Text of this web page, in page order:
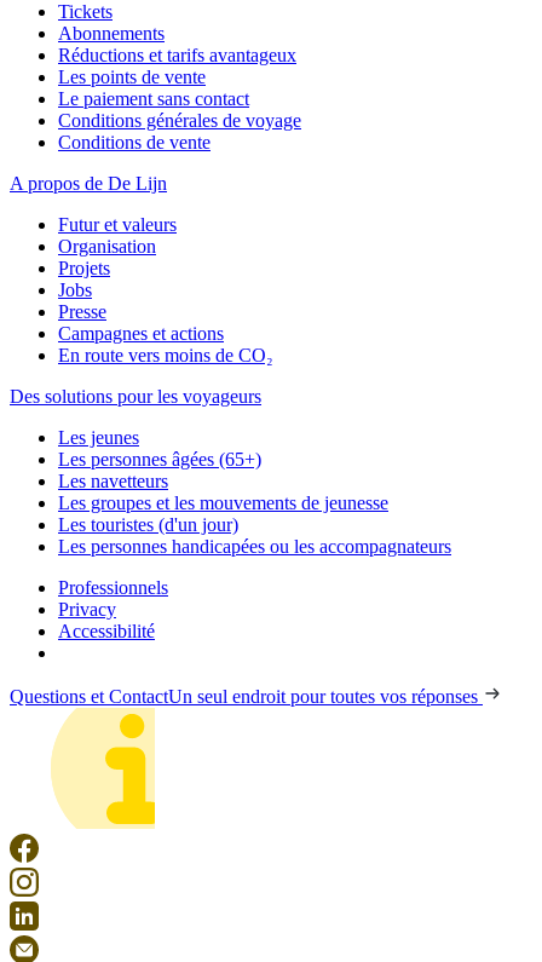
Tickets
Abonnements
Réductions et tarifs avantageux
Les points de vente
Le paiement sans contact
Conditions générales de voyage
Conditions de vente
A propos de De Lijn
Futur et valeurs
Organisation
Projets
Jobs
Presse
Campagnes et actions
En route vers moins de CO₂
Des solutions pour les voyageurs
Les jeunes
Les personnes âgées (65+)
Les navetteurs
Les groupes et les mouvements de jeunesse
Les touristes (d'un jour)
Les personnes handicapées ou les accompagnateurs
Professionnels
Privacy
Accessibilité
Questions et ContactUn seul endroit pour toutes vos réponses